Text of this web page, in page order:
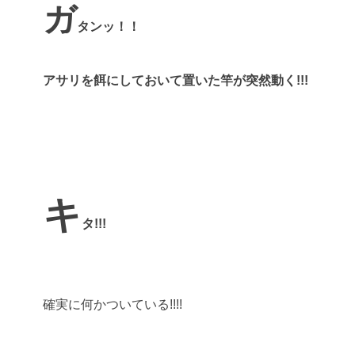
ガタンッ！！
アサリを餌にしておいて置いた竿が突然動く!!!
キ タ!!!
確実に何かついている!!!!